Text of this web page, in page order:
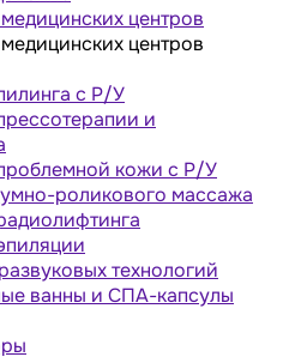
центров
центров
с Р/У
и
кожи с Р/У
роликового массажа
технологий
ванны и СПА-капсулы